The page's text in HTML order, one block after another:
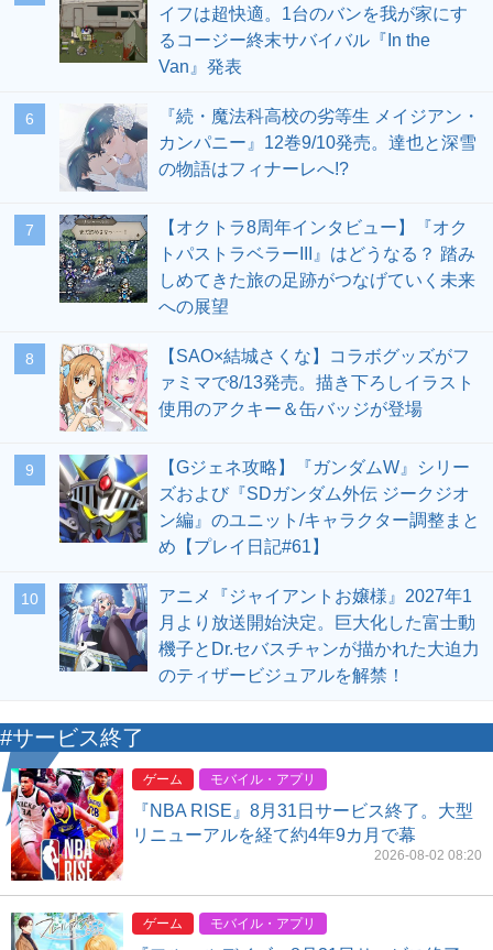
イフは超快適。1台のバンを我が家にす
るコージー終末サバイバル『In the
Van』発表
6
『続・魔法科高校の劣等生 メイジアン・
カンパニー』12巻9/10発売。達也と深雪
の物語はフィナーレへ!?
7
【オクトラ8周年インタビュー】『オク
トパストラベラーIII』はどうなる？ 踏み
しめてきた旅の足跡がつなげていく未来
への展望
8
【SAO×結城さくな】コラボグッズがフ
ァミマで8/13発売。描き下ろしイラスト
使用のアクキー＆缶バッジが登場
9
【Gジェネ攻略】『ガンダムW』シリー
ズおよび『SDガンダム外伝 ジークジオ
ン編』のユニット/キャラクター調整まと
め【プレイ日記#61】
10
アニメ『ジャイアントお嬢様』2027年1
月より放送開始決定。巨大化した富士動
機子とDr.セバスチャンが描かれた大迫力
のティザービジュアルを解禁！
#サービス終了
ゲーム モバイル・アプリ
『NBA RISE』8月31日サービス終了。大型
リニューアルを経て約4年9カ月で幕
2026-08-02 08:20
ゲーム モバイル・アプリ